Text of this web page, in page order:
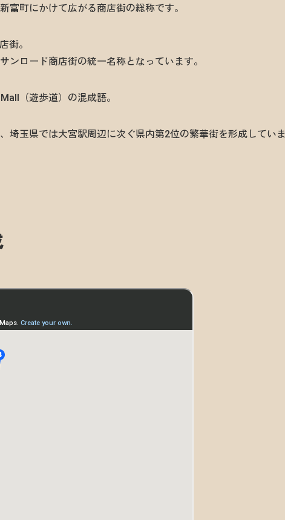
富町にかけて広がる商店街の総称です。
街。
ンロード商店街の統一名称となっています。
（遊歩道）の混成語。
埼玉県では大宮駅周辺に次ぐ県内第2位の繁華街を形成していま